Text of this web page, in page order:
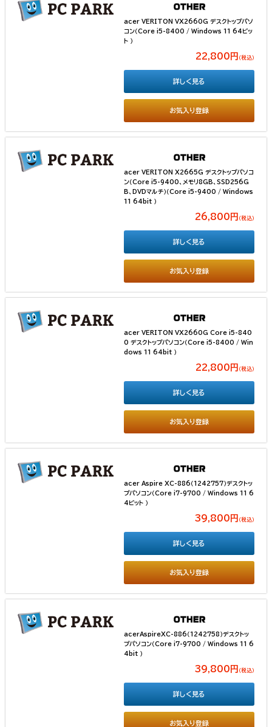
acer VERITON VX2660G デスクトップパソ
コン（Core i5-8400 / Windows 11 64ビッ
ト ）
22,800円 （税込）
お気入り登録
詳しく見る
acer VERITON X2665G デスクトップパソコ
ン（Core i5-9400、メモリ8GB、SSD256G
B、DVDマルチ）（Core i5-9400 / Windows
11 64bit ）
26,800円 （税込）
お気入り登録
詳しく見る
acer VERITON VX2660G Core i5-840
0 デスクトップパソコン（Core i5-8400 / Win
dows 11 64bit ）
22,800円 （税込）
お気入り登録
詳しく見る
acer Aspire XC-886（1242757）デスクトッ
プパソコン（Core i7-9700 / Windows 11 6
4ビット ）
39,800円 （税込）
お気入り登録
詳しく見る
acerAspireXC-886（1242758）デスクトッ
プパソコン（Core i7-9700 / Windows 11 6
4bit ）
39,800円 （税込）
お気入り登録
詳しく見る